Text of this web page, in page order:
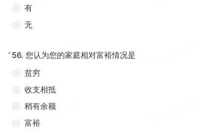
有
无
* 56. 您认为您的家庭相对富裕情况是
贫穷
收支相抵
稍有余额
富裕